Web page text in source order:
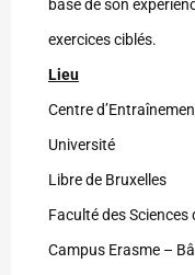
base de son
exercices ciblés.
Lieu
Centre
Université
Libre de Bruxelles
Faculté des
Campus Erasme –